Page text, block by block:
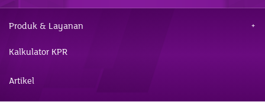
Produk & Layanan
Kalkulator KPR
Artikel